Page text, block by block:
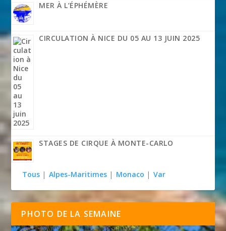
MER À L’ÉPHÉMÈRE
CIRCULATION À NICE DU 05 AU 13 JUIN 2025
STAGES DE CIRQUE À MONTE-CARLO
Tous | Alpes-Maritimes | Monaco | Var
PHOTO DE LA SEMAINE